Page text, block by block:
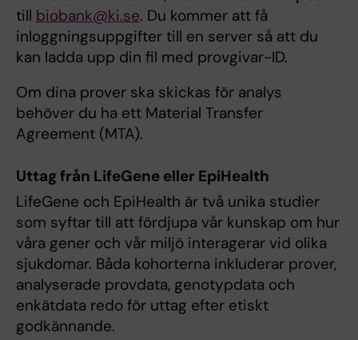
till biobank@ki.se. Du kommer att få
inloggningsuppgifter till en server så att du
kan ladda upp din fil med provgivar-ID.
Om dina prover ska skickas för analys
behöver du ha ett Material Transfer
Agreement (MTA).
Uttag från LifeGene eller EpiHealth
LifeGene och EpiHealth är två unika studier
som syftar till att fördjupa vår kunskap om hur
våra gener och vår miljö interagerar vid olika
sjukdomar. Båda kohorterna inkluderar prover,
analyserade provdata, genotypdata och
enkätdata redo för uttag efter etiskt
godkännande.